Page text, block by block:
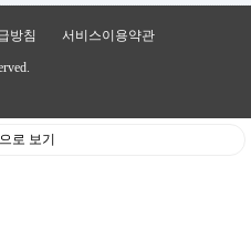
방침 서비스이용약관
로 보기